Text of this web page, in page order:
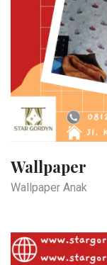
Wallpaper
Wallpaper Anak